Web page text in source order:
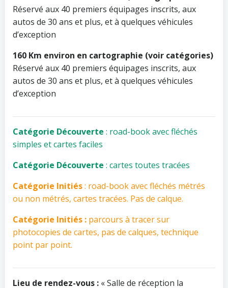
Réservé aux 40 premiers équipages inscrits, aux
autos de 30 ans et plus, et à quelques véhicules
d’exception
160 Km environ en cartographie (voir catégories)
Réservé aux 40 premiers équipages inscrits, aux
autos de 30 ans et plus, et à quelques véhicules
d’exception
Catégorie Découverte : road-book avec fléchés
simples et cartes faciles
Catégorie Découverte : cartes toutes tracées
Catégorie Initiés: road-book avec fléchés métrés
ou non métrés, cartes tracées. Pas de calque.
Catégorie Initiés : parcours à tracer sur
photocopies de cartes, pas de calques, technique
point par point.
Lieu de rendez-vous : « Salle de réception la